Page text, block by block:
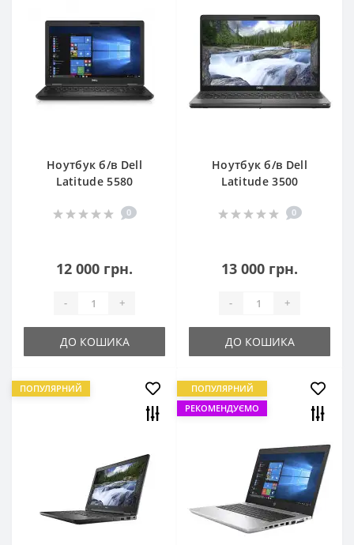
Ноутбук б/в Dell
Latitude 5580
0
12 000 грн.
- +
ДО КОШИКА
Ноутбук б/в Dell
Latitude 3500
0
13 000 грн.
- +
ДО КОШИКА
ПОПУЛЯРНИЙ
ПОПУЛЯРНИЙ
РЕКОМЕНДУЄМО